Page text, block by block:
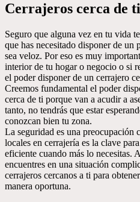
Cerrajeros cerca de
Seguro que alguna vez en tu vida
que has necesitado disponer de
sea veloz. Por eso es muy
interior de tu hogar o negocio o si
el poder disponer de un cerrajero
Creemos fundamental el poder
cerca de ti porque van a acudir a
tanto, no tendrás que estar
conozcan bien tu zona.
La seguridad es una preocupación
locales en cerrajería es la clave
eficiente cuando más lo necesitas.
encuentres en una situación
cerrajeros cercanos a ti para
manera oportuna.